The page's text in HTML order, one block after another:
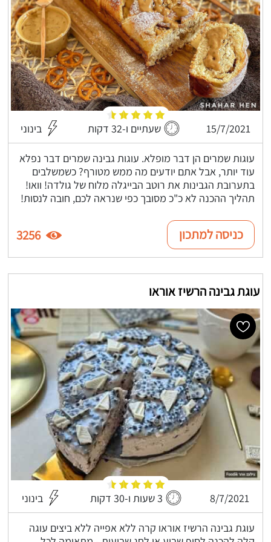
15/7/2021 שעתיים ו-32 דקות בינוני
עוגות שמרים הן דבר מופלא. עוגות גבינה שמרים דבר נפלא
עוד יותר, אבל אתם יודעים מה ממש מטורף? כשמשלבים
בתערובת הגבינות את רוטב הבייגלה מלוח של גולדה! וואו!
תהליך ההכנה לא כ"כ מסובך כפי שנראה לכם, חובה לנסות!
כניסה למתכון 3256
עוגת גבינה הרשיז אוראו
8/7/2021 3 שעות ו-30 דקות בינוני
עוגת גבינה הרשיז אוראו קרה ללא אפייה ללא ביצים עוגה